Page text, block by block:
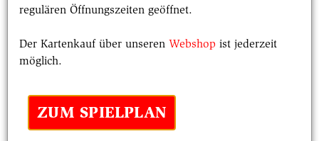
regulären Öffnungszeiten geöffnet.
Der Kartenkauf über unseren Webshop ist jederzeit
möglich.
ZUM SPIELPLAN
Nach dem Abbruch der Winterstallungen am
endeten dort, wo jetzt der roteKransteht –
übergab die Stadt das freigemachte Baufeld an den
Großprojekt an: der Aushub der Baugrube. Mit ein
bisschen In-der- Erde-Baggern ist es dabei natürlich
nicht getan. Eine Tiefbaufirma übernahm den